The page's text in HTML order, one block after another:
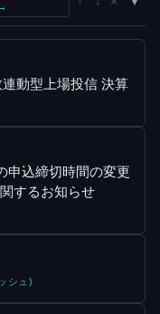
動型上場投信 決算
申込締切時間の変更
するお知らせ
シュ)